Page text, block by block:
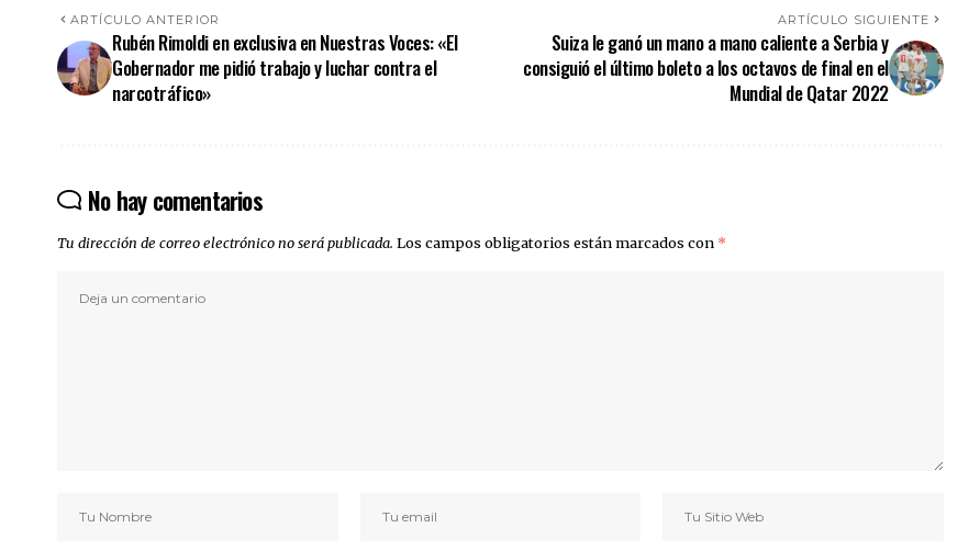
ARTÍCULO ANTERIOR
Rubén Rimoldi en exclusiva en Nuestras Voces: «El
Gobernador me pidió trabajo y luchar contra el
narcotráfico»
ARTÍCULO SIGUIENTE
Suiza le ganó un mano a mano caliente a Serbia y
consiguió el último boleto a los octavos de final en el
Mundial de Qatar 2022
No hay comentarios
Tu dirección de correo electrónico no será publicada. Los campos obligatorios están marcados con *